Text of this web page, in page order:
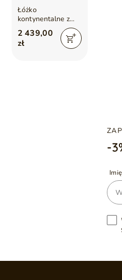
Łóżko
kontynentalne z
pojemnikiem na
pościel 120x200
Lunaris Zielone
2 439,00
zł
-
Imię